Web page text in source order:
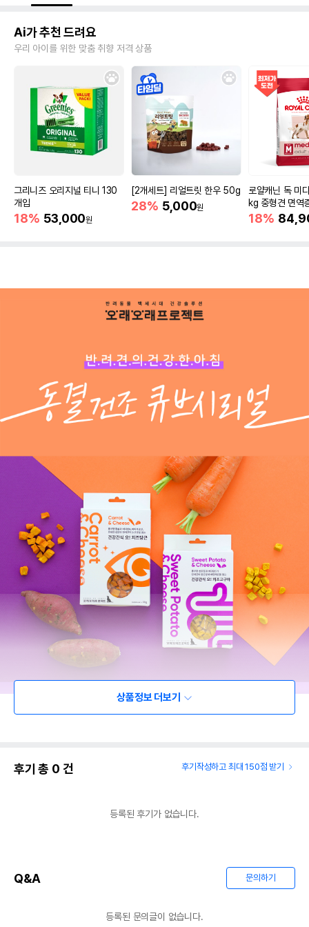
Ai가 추천 드려요
우리 아이를 위한 맞춤 취향 저격 상품
그리니즈 오리지널 티니 130
개입
18% 53,000원
[2개세트] 리얼트릿 한우 50g
28% 5,000원
로얄캐닌 독 미
kg 중형견 면역
18%
상품정보 더보기
후기 총 0 건 후기작성하고 최대 150점 받기
등록된 후기가 없습니다.
Q&A 문의하기
등록된 문의글이 없습니다.